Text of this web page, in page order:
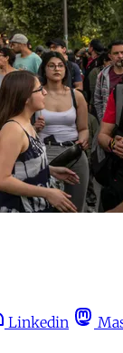
Linkedin